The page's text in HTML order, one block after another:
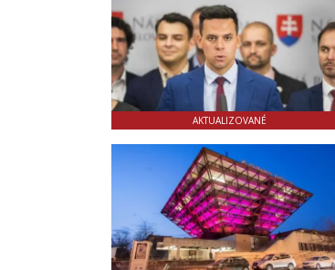
AKTUALIZOVANÉ